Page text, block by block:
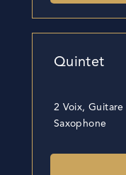
Quintet
2 Voix, Guitare
Saxophone